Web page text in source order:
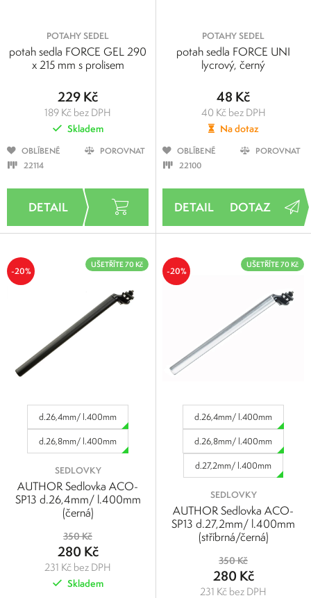
POTAHY SEDEL
potah sedla FORCE GEL 290
x 215 mm s prolisem
229 Kč
189 Kč bez DPH
Skladem
OBLÍBENÉ
POROVNAT
22114
POTAHY SEDEL
potah sedla FORCE UNI
lycrový, černý
48 Kč
40 Kč bez DPH
Na dotaz
OBLÍBENÉ
POROVNAT
22100
DOTAZ
-20%
UŠETŘÍTE 70 Kč
d.26,4mm/ l.400mm
d.26,8mm/ l.400mm
SEDLOVKY
AUTHOR Sedlovka ACO-
SP13 d.26,4mm/ l.400mm
(černá)
350 Kč
280 Kč
231 Kč bez DPH
Skladem
-20%
UŠETŘÍTE 70 Kč
d.26,4mm/ l.400mm
d.26,8mm/ l.400mm
d.27,2mm/ l.400mm
SEDLOVKY
AUTHOR Sedlovka ACO-
SP13 d.27,2mm/ l.400mm
(stříbrná/černá)
350 Kč
280 Kč
231 Kč bez DPH